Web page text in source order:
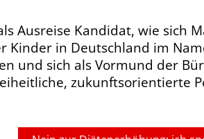
Ausreise Kandidat, wie sich
Kinder in Deutschland im
und sich als Vormund der
zukunftsorientierte